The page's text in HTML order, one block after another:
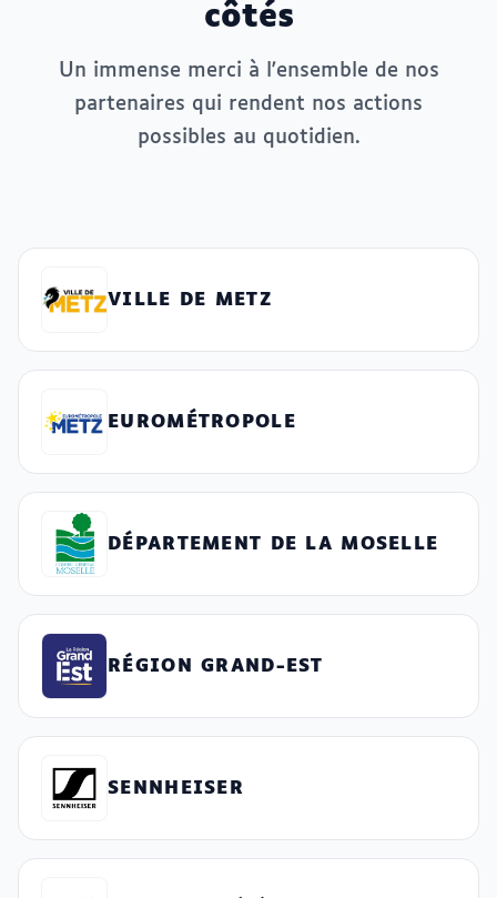
côtés
Un immense merci à l'ensemble de nos
partenaires qui rendent nos actions
possibles au quotidien.
VILLE DE METZ
EUROMÉTROPOLE
DÉPARTEMENT DE LA MOSELLE
RÉGION GRAND-EST
SENNHEISER